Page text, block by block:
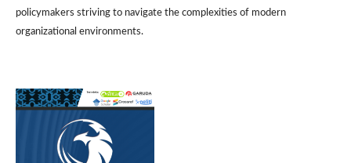
policymakers striving to navigate the complexities of modern
organizational environments.